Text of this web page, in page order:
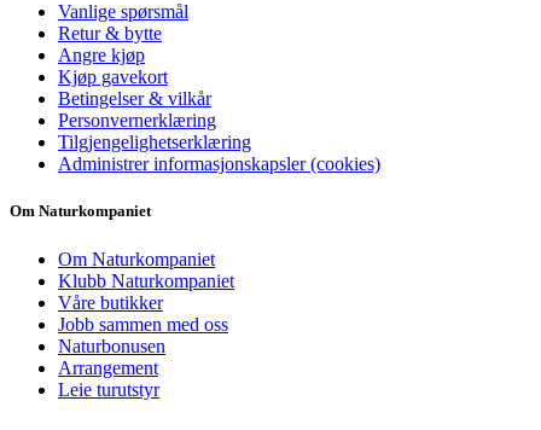
Vanlige spørsmål
Retur & bytte
Angre kjøp
Kjøp gavekort
Betingelser & vilkår
Personvernerklæring
Tilgjengelighetserklæring
Administrer informasjonskapsler (cookies)
Om Naturkompaniet
Om Naturkompaniet
Klubb Naturkompaniet
Våre butikker
Jobb sammen med oss
Naturbonusen
Arrangement
Leie turutstyr